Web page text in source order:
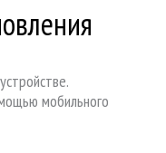
мобильного